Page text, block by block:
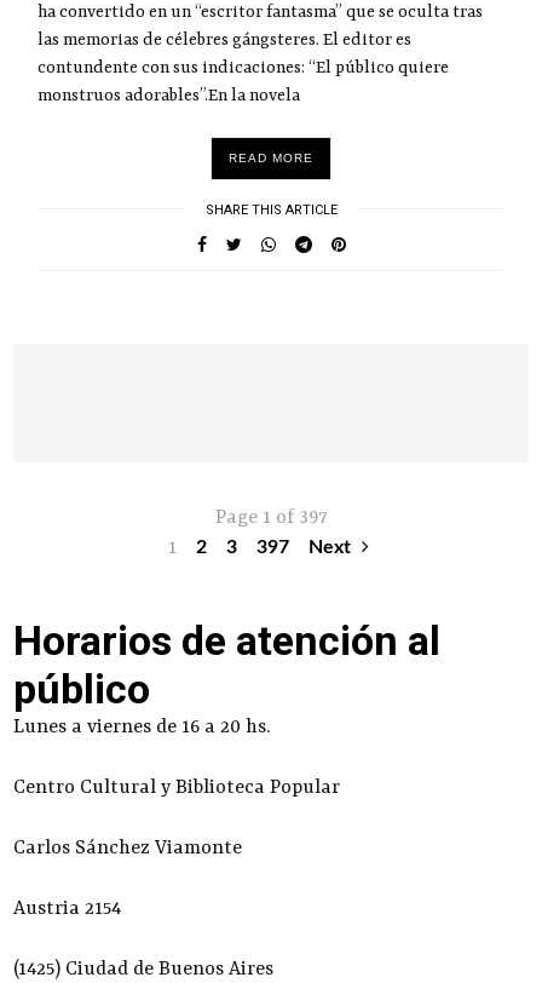
ha convertido en un “escritor fantasma” que se oculta tras
las memorias de célebres gángsteres. El editor es
contundente con sus indicaciones: “El público quiere
monstruos adorables”.En la novela
READ MORE
SHARE THIS ARTICLE
Page 1 of 397
1
2 3 397 Next
Horarios de atención al
público
Lunes a viernes de 16 a 20 hs.
Centro Cultural y Biblioteca Popular
Carlos Sánchez Viamonte
Austria 2154
(1425) Ciudad de Buenos Aires